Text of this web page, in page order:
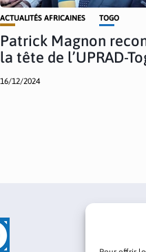
ACTUALITÉS AFRICAINES TOGO
Patrick Magnon
la tête de l’UPRAD-
16/12/2024